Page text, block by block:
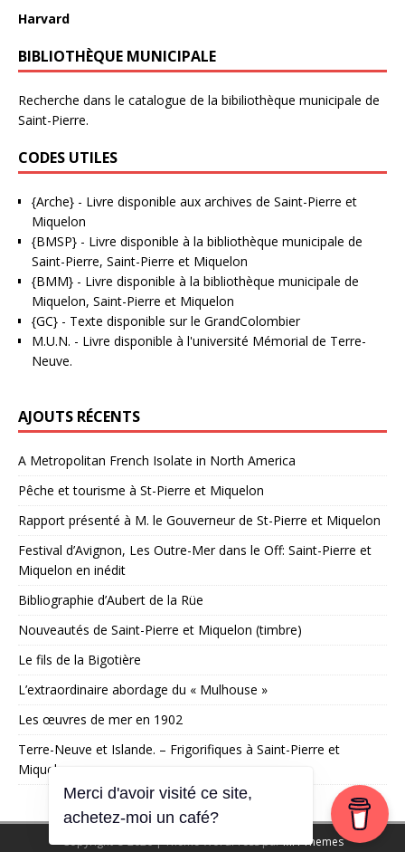
Harvard
BIBLIOTHÈQUE MUNICIPALE
Recherche dans le catalogue de la bibiliothèque municipale de
Saint-Pierre.
CODES UTILES
{Arche} - Livre disponible aux archives de Saint-Pierre et
Miquelon
{BMSP} - Livre disponible à la bibliothèque municipale de
Saint-Pierre, Saint-Pierre et Miquelon
{BMM} - Livre disponible à la bibliothèque municipale de
Miquelon, Saint-Pierre et Miquelon
{GC} - Texte disponible sur le GrandColombier
M.U.N. - Livre disponible à l'université Mémorial de Terre-
Neuve.
AJOUTS RÉCENTS
A Metropolitan French Isolate in North America
Pêche et tourisme à St-Pierre et Miquelon
Rapport présenté à M. le Gouverneur de St-Pierre et Miquelon
Festival d’Avignon, Les Outre-Mer dans le Off: Saint-Pierre et
Miquelon en inédit
Bibliographie d’Aubert de la Rüe
Nouveautés de Saint-Pierre et Miquelon (timbre)
Le fils de la Bigotière
L’extraordinaire abordage du « Mulhouse »
Les œuvres de mer en 1902
Terre-Neuve et Islande. – Frigorifiques à Saint-Pierre et
Miquelon
Copyright © 2026 | Thème WordPress parMH Themes
Merci d'avoir visité ce site,
achetez-moi un café?